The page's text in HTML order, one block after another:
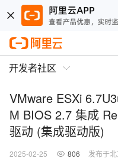
开发者社区
VMware ESXi
M BIOS 2.7 集成
驱动 (集成驱动版)
2025-02-25 806 发布于